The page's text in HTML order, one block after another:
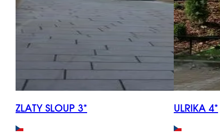
ZLATY SLOUP 3* ULRIKA 4*